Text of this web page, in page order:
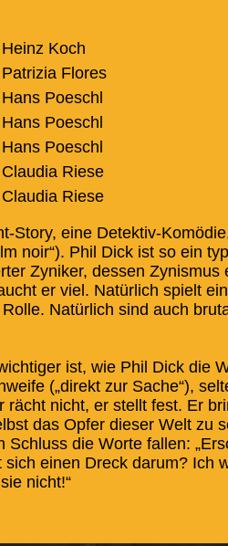
Heinz Koch
Patrizia Flores
Hans Poeschl
Hans Poeschl
Hans Poeschl
Claudia Riese
Claudia Riese
Story, eine Detektiv-
noir“). Phil Dick ist so ein
Zyniker, dessen Zynismus
er viel. Natürlich spielt
Natürlich sind auch
ist, wie Phil Dick die
(„direkt zur Sache“),
nicht, er stellt fest. Er
das Opfer dieser Welt zu
die Worte fallen:
einen Dreck darum? Ich
nicht!“